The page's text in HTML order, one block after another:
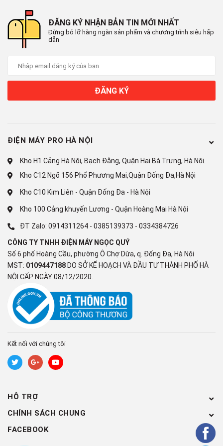
Tìm kiếm giọng nói trên YouTube bằng tiếng Việt
Google Assistant có tiếng Việt
Chiếu hình từ điện thoại lên TV:
Chromecast
AirPlay 2
Remote tích hợp micro tìm kiếm giọng nói (RMF-TX840V)
Kết nối ứng dụng các thiết bị trong nhà:
YouTube Kids
MyTV
POPS Kids
Tiện ích thông minh khác:
Micro tích hợp trên TV - điều khiển giọng nói rảnh tay
Bravia CAM (mua thêm camera)
Công nghệ âm thanh
Tổng công suất loa:
20W
Số lượng loa:
2 loa
Âm thanh vòm:
Dolby Audio
DTS-HD Master Audio
DTS:X
Các công nghệ khác:
Bộ khuếch đại âm thanh S-Master Digital Amplifier
ĐĂNG KÝ NHẬN BẢN TIN MỚI NHẤT
Đừng bỏ lỡ hàng ngàn sản phẩm và chương trình siêu hấp
dẫn
ĐĂNG KÝ
ĐIỆN MÁY PRO HÀ NỘI
Kho H1 Cảng Hà Nội, Bạch Đằng, Quận Hai Bà Trưng, Hà Nội.
Kho C12 Ngõ 156 Phố Phương Mai,Quận Đống Đa,Hà Nội
Kho C10 Kim Liên - Quận Đống Đa - Hà Nội
Kho 100 Cảng khuyến Lương - Quận Hoàng Mai Hà Nội
ĐT Zalo: 0914311264 - 0385139373 - 0334384726
CÔNG TY TNHH ĐIỆN MÁY NGỌC QUÝ
Số 6 phố Hoàng Cầu, phường Ô Chợ Dừa, q. Đống Đa, Hà Nội
MST: 0109447188DO SỞ KẾ HOẠCH VÀ ĐẦU TƯ THÀNH PHỐ HÀ
NỘI CẤP NGÀY 08/12/2020.
Kết nối với chúng tôi
HỖ TRỢ
CHÍNH SÁCH CHUNG
FACEBOOK